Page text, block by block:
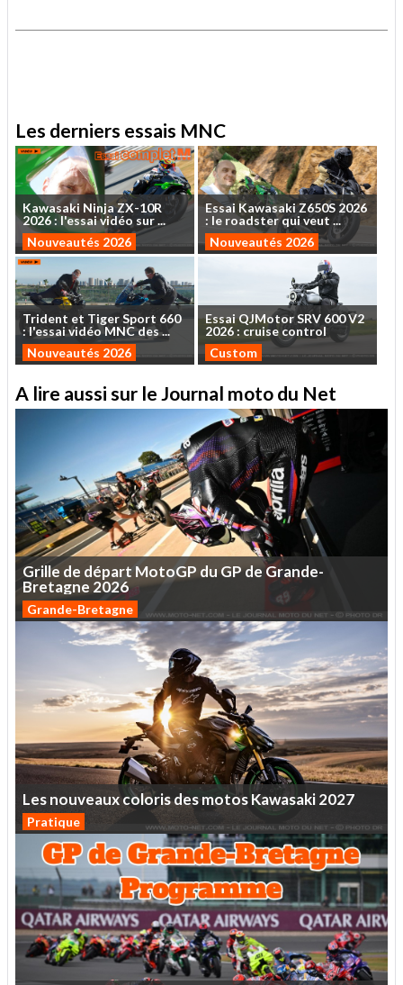
Les derniers essais MNC
Kawasaki NinjaZX-10R
2026: l'essaividéo sur...
Nouveautés 2026
Essai Kawasaki Z650S 2026
: le roadsterquiveut ...
Nouveautés 2026
Trident et TigerSport 660
: l'essaividéo MNCdes...
Nouveautés 2026
EssaiQJMotorSRV 600V2
2026 : cruise control
Custom
A lire aussi sur le Journal moto du Net
Grille de départ MotoGP duGPdeGrande-
Bretagne 2026
Grande-Bretagne
LesnouveauxcolorisdesmotosKawasaki2027
Pratique